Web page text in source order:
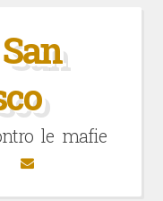
le mafie
Email